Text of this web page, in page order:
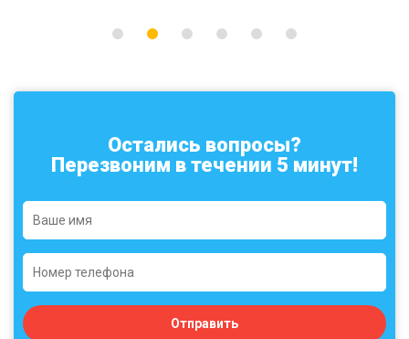
Остались вопросы?
Перезвоним в течении 5 минут!
Отправить